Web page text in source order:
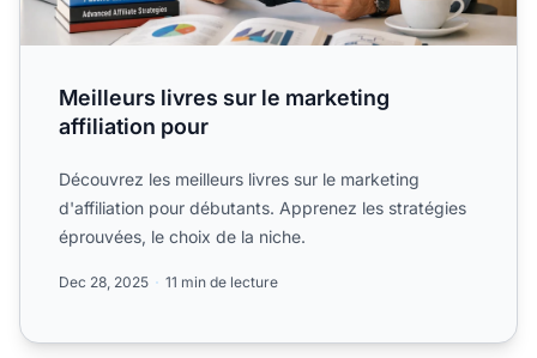
Meilleurs livres sur le marketing
affiliation pour
Découvrez les meilleurs livres sur le marketing
d'affiliation pour débutants. Apprenez les stratégies
éprouvées, le choix de la niche.
Dec 28, 2025 11 min de lecture